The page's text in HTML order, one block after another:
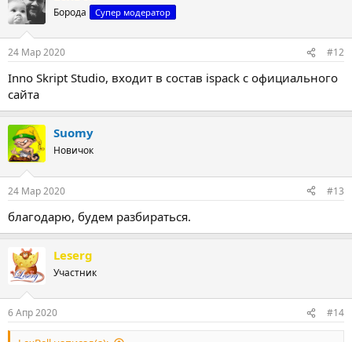
Борода Супер модератор
24 Мар 2020 #12
Inno Skript Studio, входит в состав ispack с официального
сайта
Suomy
Новичок
24 Мар 2020 #13
благодарю, будем разбираться.
Leserg
Участник
6 Апр 2020 #14